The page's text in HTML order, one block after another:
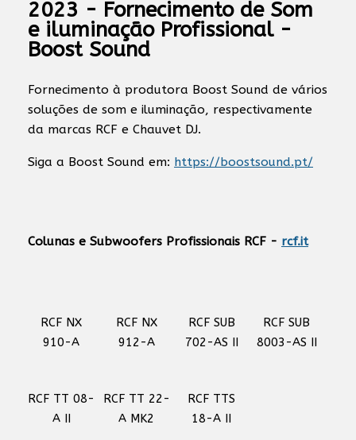
2023 - Fornecimento de Som
e iluminação Profissional -
Boost Sound
Fornecimento à produtora Boost Sound de vários
soluções de som e iluminação, respectivamente
da marcas RCF e Chauvet DJ.
Siga a Boost Sound em: https://boostsound.pt/
Colunas e Subwoofers Profissionais RCF - rcf.it
RCF NX
910-A
RCF NX
912-A
RCF SUB
702-AS II
RCF SUB
8003-AS II
RCF TT 08-
A II
RCF TT 22-
A MK2
RCF TTS
18-A II